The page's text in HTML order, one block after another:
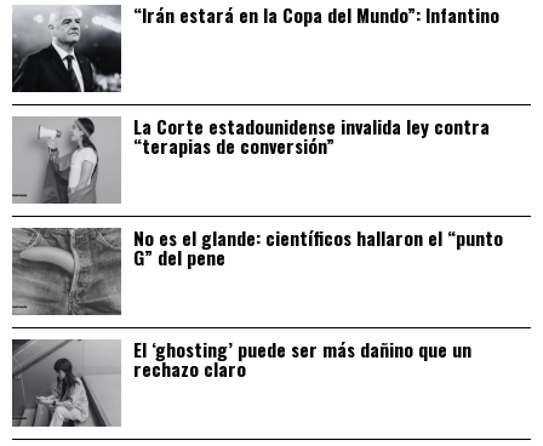
“Irán estará en la Copa del Mundo”: Infantino
La Corte estadounidense invalida ley contra
“terapias de conversión”
No es el glande: científicos hallaron el “punto
G” del pene
El ‘ghosting’ puede ser más dañino que un
rechazo claro